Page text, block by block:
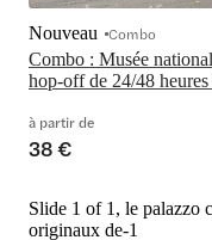
Combo : Musée
hop-off de 24/48
Nouveau Combo
à partir de
38 €
Slide 1 of 1, le palazzo
originaux de-1